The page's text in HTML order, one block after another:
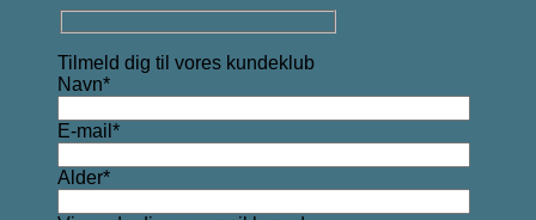
Tilmeld dig til vores kundeklub
Navn*
E-mail*
Alder*